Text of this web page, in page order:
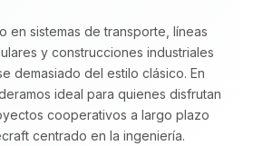
en sistemas de transporte, líneas
y construcciones industriales
demasiado del estilo clásico. En
ideal para quienes disfrutan
cooperativos a largo plazo
centrado en la ingeniería.